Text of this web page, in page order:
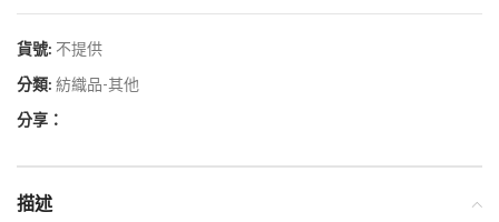
貨號: 不提供
分類: 紡織品-其他
分享：
描述